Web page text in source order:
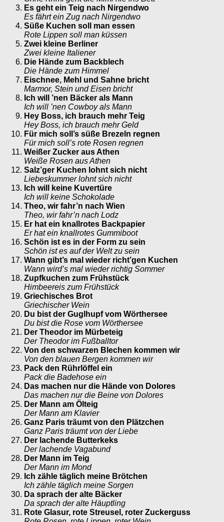
Es geht ein Teig nach Nirgendwo
Es fährt ein Zug nach Nirgendwo
Süße Kuchen soll man essen
Rote Lippen soll man küssen
Zwei kleine Berliner
Zwei kleine Italiener
Die Hände zum Backblech
Die Hände zum Himmel
Eischnee, Mehl und Sahne bricht
Marmor, Stein und Eisen bricht
Ich will ’nen Bäcker als Mann
Ich will ’nen Cowboy als Mann
Hey Boss, ich brauch mehr Teig
Hey Boss, ich brauch mehr Geld
Für mich soll’s süße Brezeln regnen
Für mich soll’s rote Rosen regnen
Weißer Zucker aus Athen
Weiße Rosen aus Athen
Salz’ger Kuchen lohnt sich nicht
Liebeskummer lohnt sich nicht
Ich will keine Kuvertüre
Ich will keine Schokolade
Theo, wir fahr’n nach Wien
Theo, wir fahr’n nach Lodz
Er hat ein knallrotes Backpapier
Er hat ein knallrotes Gummiboot
Schön ist es in der Form zu sein
Schön ist es auf der Welt zu sein
Wann gibt’s mal wieder richt’gen Kuchen
Wann wird’s mal wieder richtig Sommer
Zupfkuchen zum Frühstück
Himbeereis zum Frühstück
Griechisches Brot
Griechischer Wein
Du bist der Guglhupf vom Wörthersee
Du bist die Rose vom Wörthersee
Der Theodor im Mürbeteig
Der Theodor im Fußballtor
Von den schwarzen Blechen kommen wir
Von den blauen Bergen kommen wir
Pack den Rührlöffel ein
Pack die Badehose ein
Das machen nur die Hände von Dolores
Das machen nur die Beine von Dolores
Der Mann am Ölteig
Der Mann am Klavier
Ganz Paris träumt von den Plätzchen
Ganz Paris träumt von der Liebe
Der lachende Butterkeks
Der lachende Vagabund
Der Mann im Teig
Der Mann im Mond
Ich zähle täglich meine Brötchen
Ich zähle täglich meine Sorgen
Da sprach der alte Bäcker
Da sprach der alte Häuptling
Rote Glasur, rote Streusel, roter Zuckerguss